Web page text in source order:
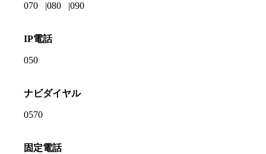
070 080 090
IP電話
050
ナビダイヤル
0570
固定電話